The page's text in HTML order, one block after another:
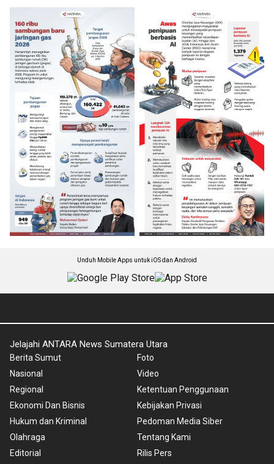
Unduh Mobile Apps untuk iOS dan Android
Jelajahi ANTARA News Sumatera Utara
Berita Sumut
Nasional
Regional
Ekonomi Dan Bisnis
Hukum dan Kriminal
Olahraga
Editorial
Foto
Video
Ketentuan Penggunaan
Kebijakan Privasi
Pedoman Media Siber
Tentang Kami
Rilis Pers